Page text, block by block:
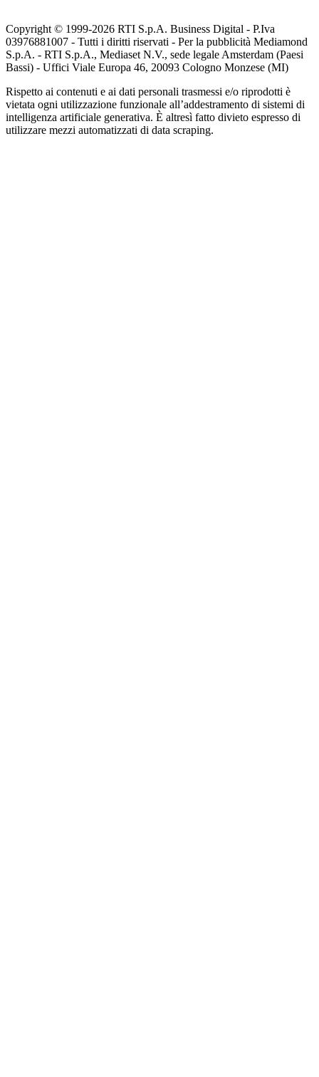
Copyright © 1999-2026 RTI S.p.A. Business Digital - P.Iva
03976881007 - Tutti i diritti riservati - Per la pubblicità Mediamond
S.p.A. - RTI S.p.A., Mediaset N.V., sede legale Amsterdam (Paesi
Bassi) - Uffici Viale Europa 46, 20093 Cologno Monzese (MI)
Rispetto ai contenuti e ai dati personali trasmessi e/o riprodotti è
vietata ogni utilizzazione funzionale all’addestramento di sistemi di
intelligenza artificiale generativa. È altresì fatto divieto espresso di
utilizzare mezzi automatizzati di data scraping.